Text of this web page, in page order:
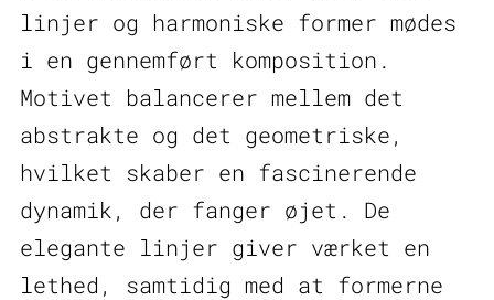
linjer og harmoniske former mødes
i en gennemført komposition.
Motivet balancerer mellem det
abstrakte og det geometriske,
hvilket skaber en fascinerende
dynamik, der fanger øjet. De
elegante linjer giver værket en
lethed, samtidig med at formerne